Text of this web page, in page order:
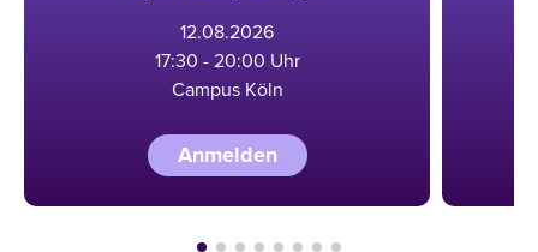
12.08.2026
17:30 - 20:00 Uhr
Campus Köln
Anmelden